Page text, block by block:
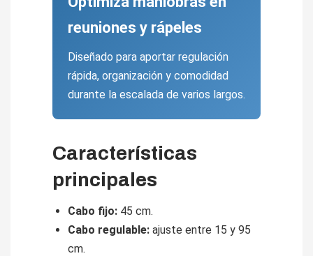
reuniones y rápeles
Diseñado para aportar regulación
rápida, organización y comodidad
durante la escalada de varios largos.
Características
principales
Cabo fijo: 45 cm.
Cabo regulable: ajuste entre 15 y 95
cm.